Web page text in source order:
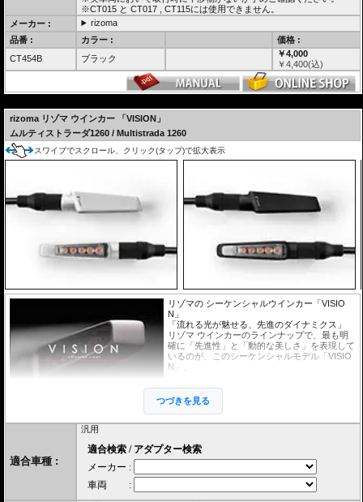
※CT015 と CT017 , CT115には使用できません。
メーカー :
rizoma
品番 :
カラー :
価格 :
CT454B
ブラック
￥4,000
￥4,400(込)
rizoma リゾマ ウインカー
「VISION」
ムルティストラーダ1260 / Multistrada 1260
スワイプでスクロール、クリック(タップ)で拡大表示
リゾマの シーケンシャルウインカー「VISIO
N」
「流れる光が魅せる、先進のダイナミクス」
リゾマ ウインカーのラインナップで、最も明
確に「先進性」と「動的な美しさ」を表現して
いるのが、このシーケンシャルモデル「VISIO
N」。
◆ 視線を奪うシーケンシャル・アクション
最大の特徴は、内側から外側へと光が流れるシ
ーケンシャル（連鎖点灯）機能。5つの高輝度
ことで、単なる点滅よりも遥かに高い被視認性を確保しながら、現代的なハイエン
◆ 研ぎ澄まされたミニマリズム
ボディ全体は非常に薄型でシャープなデザインですが、角を落とした絶妙な面構成に
より、攻撃的になりすぎず洗練された印象を与えます。消灯時はブラックアウトされ
たレンズと金属の筐体が一体化し、まるで純正の一部であるかのように車体に溶け込
つづきを見る
適合車種 :
汎用